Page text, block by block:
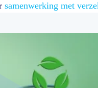
samenwerking met